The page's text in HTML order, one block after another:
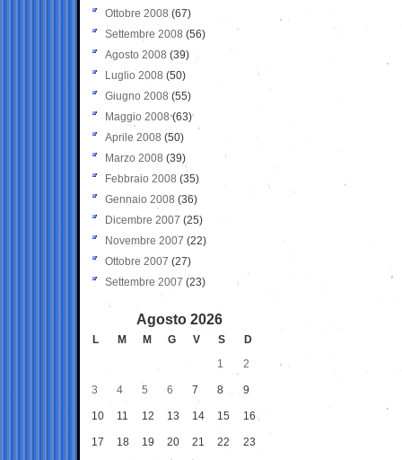
Ottobre 2008 (67)
Settembre 2008 (56)
Agosto 2008 (39)
Luglio 2008 (50)
Giugno 2008 (55)
Maggio 2008(63)
Aprile 2008 (50)
Marzo 2008 (39)
Febbraio 2008 (35)
Gennaio 2008 (36)
Dicembre 2007 (25)
Novembre 2007 (22)
Ottobre 2007 (27)
Settembre 2007 (23)
Agosto 2026
L M M G V S
D
1
2
3 4 5 6 7 8 9
10 11 12 13 14 15 16
17 18 19 20 21 22 23